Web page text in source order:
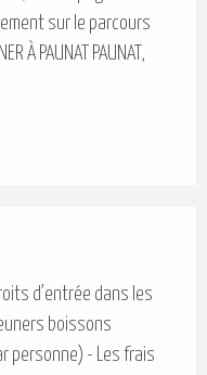
sur le parcours
À PAUNAT PAUNAT,
d’entrée dans les
boissons
personne) - Les frais